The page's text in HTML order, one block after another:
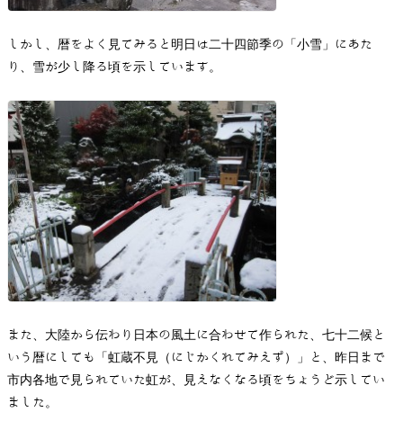
しかし、暦をよく見てみると明日は二十四節季の「小雪」にあた
り、雪が少し降る頃を示しています。
また、大陸から伝わり日本の風土に合わせて作られた、七十二候と
いう暦にしても「虹蔵不見（にじかくれてみえず）」と、昨日まで
市内各地で見られていた虹が、見えなくなる頃をちょうど示してい
ました。